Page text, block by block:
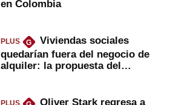
en Colombia
PLUS G
Viviendas sociales
quedarían fuera del negocio de
alquiler: la propuesta del
Oliver Stark regresa a